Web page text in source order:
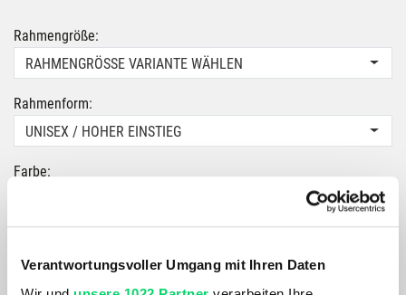
Verantwortungsvoller Umgang mit Ihren Daten
Rahmengröße:
RAHMENGRÖSSE VARIANTE WÄHLEN
Rahmenform:
UNISEX / HOHER EINSTIEG
Farbe:
ab 4.499,00 €